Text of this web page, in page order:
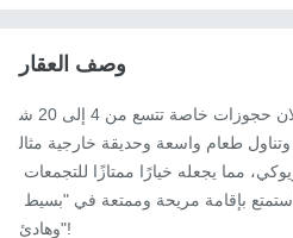
وصف العقار
يُقدّم نُزل "بسيط وهادئ" في ييلان حجوزات خاصة تتسع من 4 إلى 20 ش
طعام واسعة وحديقة خارجية مثال
وهادئ"!